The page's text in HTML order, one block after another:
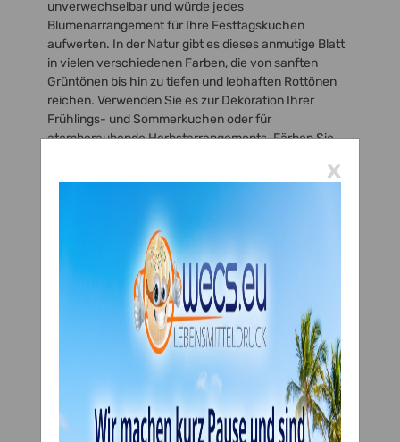
unverwechselbar und würde jedes
Blumenarrangement für Ihre Festtagskuchen
aufwerten. In der Natur gibt es dieses anmutige Blatt
in vielen verschiedenen Farben, die von sanften
Grüntönen bis hin zu tiefen und lebhaften Rottönen
reichen. Verwenden Sie es zur Dekoration Ihrer
Frühlings- und Sommerkuchen oder für
atemberaubende Herbstarrangements. Färben Sie
Hergestellt in Großbritannien
Produkt-Code: CUTMPL
Strichcode: 5060040860380
Lebensmittelzugelassener Kunststoff - BPA-frei
Ungefähre Größe 23, 30, 55 mm
3 Ausstecher
Vollständige Anleitung auf der Rückseite der
Verwenden Sie immer eine hochwertige
Blütenpaste/Modellierpaste, die dünn gerollt und
einige Minuten trocknen gelassen wird, um beste
Ergebnisse zu erzielen. Wenn Sie Zuckerpaste
x